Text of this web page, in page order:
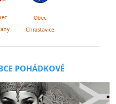
Obec
Chrastavice
POHÁDKOVÉ